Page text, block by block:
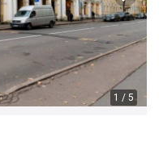
1 / 5